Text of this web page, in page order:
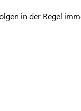
in der Regel